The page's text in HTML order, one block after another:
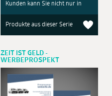
Kunden kann Sie nicht nur in
Produkte aus dieser Serie
ZEIT IST GELD -
WERBEPROSPEKT